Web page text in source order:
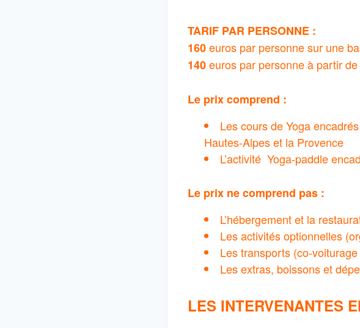
TARIF PAR PERSONNE :
160euros par personne sur une
140euros par personne à partir
Le prix comprend :
Les cours de Yoga
Hautes-Alpes et la Provence
L’activité Yoga-paddle
Le prix ne comprend pas :
L’hébergement et la
Les activités optionnelles
Les transports (co-
Les extras, boissons et
LES INTERVENANTES